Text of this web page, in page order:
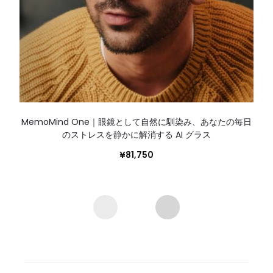
MemoMind One｜眼鏡として自然に馴染み、あなたの毎日
のストレスを静かに解消する AI グラス
¥81,750